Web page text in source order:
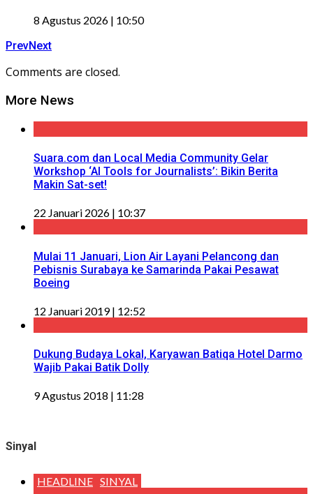
8 Agustus 2026 | 10:50
PrevNext
Comments are closed.
More News
Suara.com dan Local Media Community Gelar
Workshop ‘AI Tools for Journalists’: Bikin Berita
Makin Sat-set!
22 Januari 2026 | 10:37
Mulai 11 Januari, Lion Air Layani Pelancong dan
Pebisnis Surabaya ke Samarinda Pakai Pesawat
Boeing
12 Januari 2019 | 12:52
Dukung Budaya Lokal, Karyawan Batiqa Hotel Darmo
Wajib Pakai Batik Dolly
9 Agustus 2018 | 11:28
Sinyal
HEADLINE SINYAL